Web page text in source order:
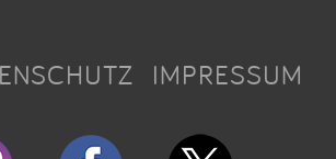
IMPRESSUM